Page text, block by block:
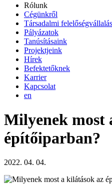
Rólunk
Cégünkről
Társadalmi felelőségvállalás
Pályázatok
Tanúsításaink
Projektjeink
Hírek
Befektetőknek
Karrier
Kapcsolat
en
Milyenek most
építőiparban?
2022. 04. 04.